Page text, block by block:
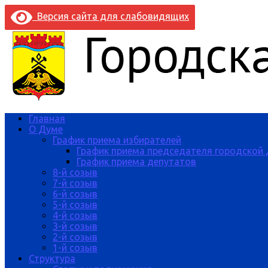
Версия сайта для слабовидящих
Главная
О Думе
График приема избирателей
График приема председателя
График приема депутатов
8-й созыв
7-й созыв
6-й созыв
5-й созыв
4-й созыв
3-й созыв
2-й созыв
1-й созыв
Структура